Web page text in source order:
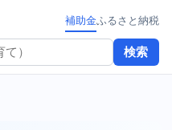
検索
補助金ふるさと納税